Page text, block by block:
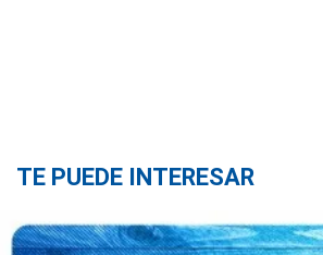
TE PUEDE INTERESAR